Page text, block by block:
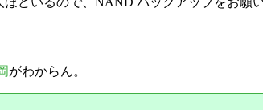
がわからん。